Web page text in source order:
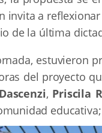
invita a
de la última
estuvieron
del proyecto
, Priscila